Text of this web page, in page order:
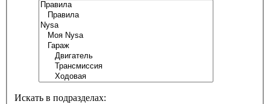
Искать в подразделах: